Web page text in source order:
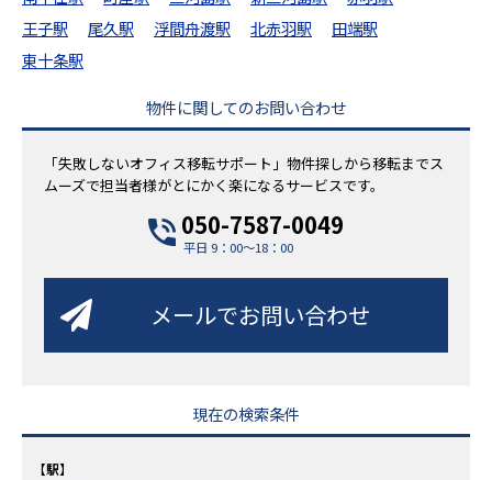
王子駅
尾久駅 浮間舟渡駅 北赤羽駅
田端駅
東十条駅
物件に関してのお問い合わせ
「失敗しないオフィス移転サポート」物件探しから移転までス
ムーズで担当者様がとにかく楽になるサービスです。
050-7587-0049
平日 9：00～18：00
メールでお問い合わせ
現在の検索条件
【駅】